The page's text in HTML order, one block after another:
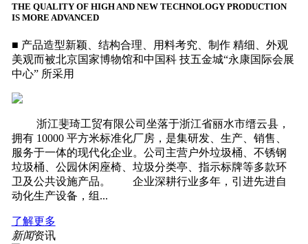
THE QUALITY OF HIGH AND NEW TECHNOLOGY PRODUCTION
IS MORE ADVANCED
■ 产品造型新颖、结构合理、用料考究、制作 精细、外观
美观而被北京国家博物馆和中国科 技五金城“永康国际会展
中心” 所采用
‍‍ 浙江斐琦工贸有限公司坐落于浙江省丽水市缙云县，
拥有 10000 平方米标准化厂房，是集研发、生产、销售、
服务于一体的现代化企业。公司主营户外垃圾桶、不锈钢
垃圾桶、公园休闲座椅、垃圾分类亭、指示标牌等多款环
卫及公共设施产品。 企业深耕行业多年，引进先进自
动化生产设备，组...
了解更多
新闻资讯